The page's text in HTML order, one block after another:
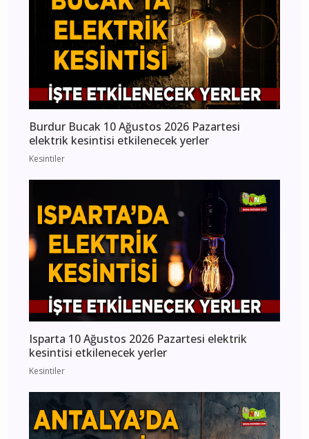
Burdur Bucak 10 Ağustos 2026 Pazartesi
elektrik kesintisi etkilenecek yerler
Kesintiler
Isparta 10 Ağustos 2026 Pazartesi elektrik
kesintisi etkilenecek yerler
Kesintiler